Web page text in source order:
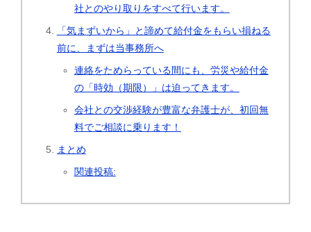
社とのやり取りをすべて行います。
「気まずいから」と諦めて給付金をもらい損ねる
前に、まずは当事務所へ
連絡をためらっている間にも、労災や給付金
の「時効（期限）」は迫ってきます。
会社との交渉経験が豊富な弁護士が、初回無
料でご相談に乗ります！
まとめ
関連投稿: